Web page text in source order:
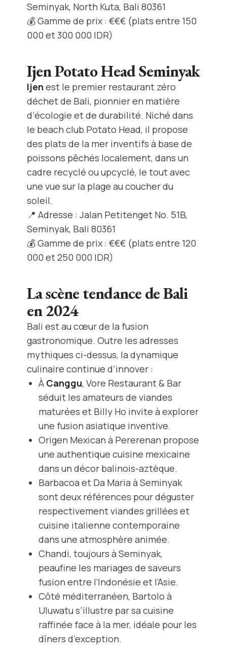
Seminyak, North Kuta, Bali 80361
💰 Gamme de prix : €€€ (plats entre 150
000 et 300 000 IDR)
Ijen Potato Head Seminyak
Ijen est le premier restaurant zéro
déchet de Bali, pionnier en matière
d’écologie et de durabilité. Niché dans
le beach club Potato Head, il propose
des plats de la mer inventifs à base de
poissons pêchés localement, dans un
cadre recyclé ou upcyclé, le tout avec
une vue sur la plage au coucher du
soleil.
📍 Adresse : Jalan Petitenget No. 51B,
Seminyak, Bali 80361
💰 Gamme de prix : €€€ (plats entre 120
000 et 250 000 IDR)
La scène tendance de Bali
en 2024
Bali est au cœur de la fusion
gastronomique. Outre les adresses
mythiques ci-dessus, la dynamique
culinaire continue d’innover :
À Canggu, Vore Restaurant & Bar
séduit les amateurs de viandes
maturées et Billy Ho invite à explorer
une fusion asiatique inventive.
Origen Mexican à Pererenan propose
une authentique cuisine mexicaine
dans un décor balinois-aztèque.
Barbacoa et Da Maria à Seminyak
sont deux références pour déguster
respectivement viandes grillées et
cuisine italienne contemporaine
dans une atmosphère animée.
Chandi, toujours à Seminyak,
peaufine les mariages de saveurs
fusion entre l’Indonésie et l’Asie.
Côté méditerranéen, Bartolo à
Uluwatu s’illustre par sa cuisine
raffinée face à la mer, idéale pour les
dîners d’exception.